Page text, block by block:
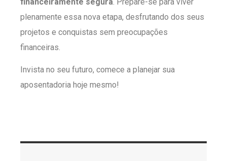
plenamente essa nova etapa, desfrutando dos seus
projetos e conquistas sem preocupações
financeiras.
Invista no seu futuro, comece a planejar sua
aposentadoria hoje mesmo!